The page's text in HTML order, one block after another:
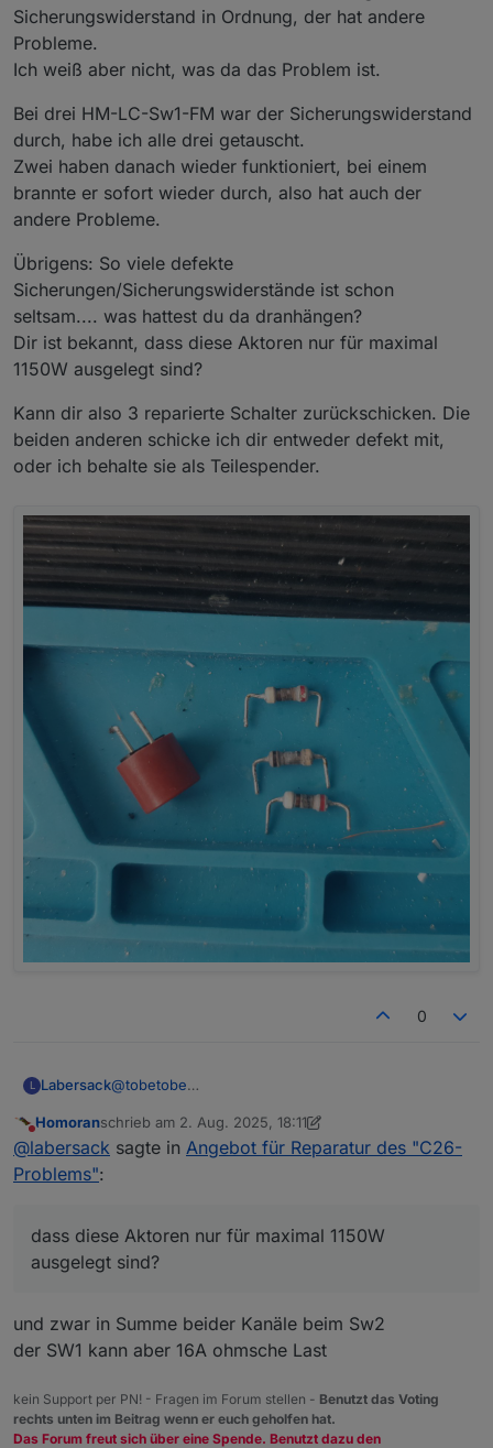
Sicherungswiderstand in Ordnung, der hat andere
Probleme.
Ich weiß aber nicht, was da das Problem ist.
Bei drei HM-LC-Sw1-FM war der Sicherungswiderstand
durch, habe ich alle drei getauscht.
Zwei haben danach wieder funktioniert, bei einem
brannte er sofort wieder durch, also hat auch der
andere Probleme.
Übrigens: So viele defekte
Sicherungen/Sicherungswiderstände ist schon
seltsam.... was hattest du da dranhängen?
Dir ist bekannt, dass diese Aktoren nur für maximal
1150W ausgelegt sind?
Kann dir also 3 reparierte Schalter zurückschicken. Die
beiden anderen schicke ich dir entweder defekt mit,
oder ich behalte sie als Teilespender.
0
L Labersack@tobetobe
wieder.
An einem der HM-LC-Sw1-FM ist Sicherung &
Sicherungswiderstand in Ordnung, der hat andere
Zwei haben danach wieder funktioniert, bei einem
brannte er sofort wieder durch, also hat auch der
andere Probleme.
Sicherungen/Sicherungswiderstände ist schon
seltsam.... was hattest du da dranhängen?
Dir ist bekannt, dass diese Aktoren nur für maximal
Kann dir also 3 reparierte Schalter zurückschicken.
Nicht stören
Homoranschrieb am 2. Aug. 2025, 18:11
zuletzt editiert von Homoran 8. Feb. 2025, 20:13
@labersack sagte in Angebot für Reparatur des "C26-
Problems":
dass diese Aktoren nur für maximal 1150W
ausgelegt sind?
und zwar in Summe beider Kanäle beim Sw2
der SW1 kann aber 16A ohmsche Last
kein Support per PN! - Fragen im Forum stellen - Benutzt das Voting
rechts unten im Beitrag wenn er euch geholfen hat.
Das Forum freut sich über eine Spende. Benutzt dazu den